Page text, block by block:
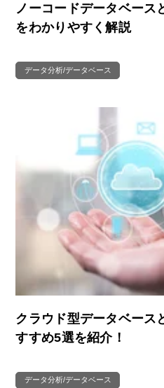
ノーコードデータベース
をわかりやすく解説
データ分析/データベース
クラウド型データベース
すすめ5選を紹介！
データ分析/データベース